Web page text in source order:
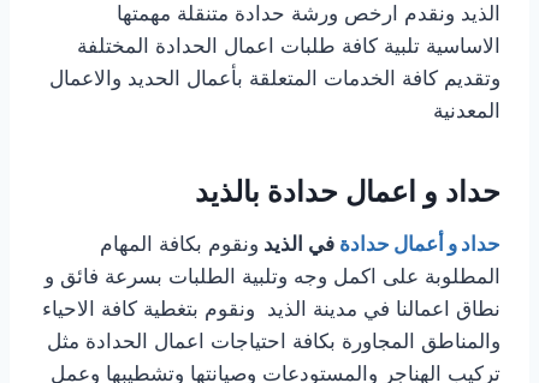
الذيد ونقدم ارخص ورشة حدادة متنقلة مهمتها
الاساسية تلبية كافة طلبات اعمال الحدادة المختلفة
وتقديم كافة الخدمات المتعلقة بأعمال الحديد والاعمال
المعدنية
حداد و اعمال حدادة بالذيد
حداد و أعمال حدادة في الذيد ونقوم بكافة المهام
المطلوبة على اكمل وجه وتلبية الطلبات بسرعة فائق و
نطاق اعمالنا في مدينة الذيد ونقوم بتغطية كافة الاحياء
والمناطق المجاورة بكافة احتياجات اعمال الحدادة مثل
تركيب الهناجر والمستودعات وصيانتها وتشطيبها وعمل